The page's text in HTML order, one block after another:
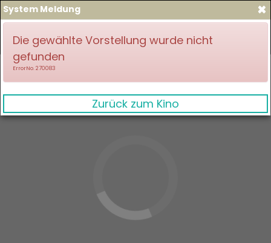
×
System Meldung
Die gewählte Vorstellung wurde nicht
gefunden
ErrorNo. 270083
Zurück zum Kino